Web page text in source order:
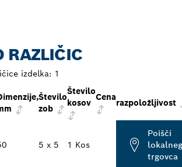
RAZLIČIC
izdelka: 1
Število
zob
Število
kosov
Cena
razpoložljivost
5 x 5 1 Kos
Poišči
trgovca